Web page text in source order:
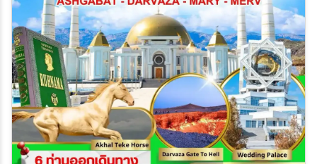
ประเทศ
เมือง
สายการบิน